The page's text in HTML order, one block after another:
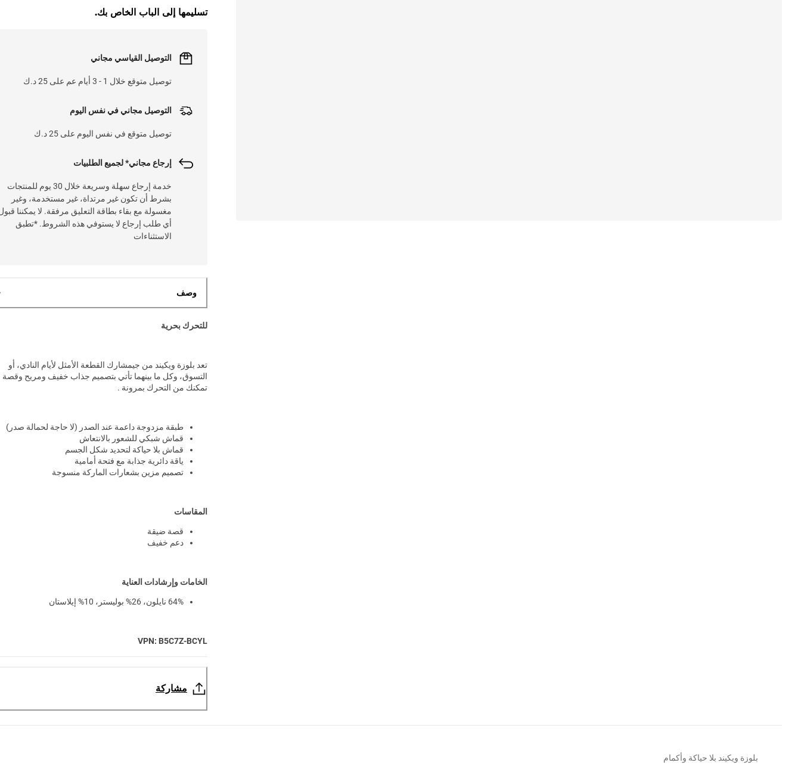
تسليمها إلى الباب الخاص بك.
التوصيل القياسي مجاني
توصيل متوقع خلال 1 - 3 أيام عم على 25 د.ك
التوصيل مجاني في نفس اليوم
توصيل متوقع في نفس اليوم على 25 د.ك
إرجاع مجاني* لجميع الطلبيات
خدمة إرجاع سهلة وسريعة خلال 30 يوم للمنتجات
بشرط أن تكون غير مرتداة، غير مستخدمة، وغير
مغسولة مع بقاء بطاقة التعليق مرفقة. لا يمكننا
أي طلب إرجاع لا يستوفي هذه الشروط. *تطبق
الاستثناءات
وصف
للتحرك بحرية
تعد بلوزة ويكيند من جيمشارك القطعة الأمثل لأيام النادي، أو
التسوق، وكل ما بينهما تأتي بتصميم جذاب خفيف ومريح وقصة
تمكنك من التحرك بمرونة .
طبقة مزدوجة داعمة عند الصدر (لا حاجة لحمالة صدر)
قماش شبكي للشعور بالانتعاش
قماش بلا حياكة لتحديد شكل الجسم
ياقة دائرية جذابة مع فتحة أمامية
تصميم مزين بشعارات الماركة منسوجة
المقاسات
قصة ضيقة
دعم خفيف
الخامات وإرشادات العناية
64% نايلون، 26% بوليستر، 10% إيلاستان
VPN: B5C7Z-BCYL
مشاركة
بلوزة ويكيند بلا حياكة وأكمام